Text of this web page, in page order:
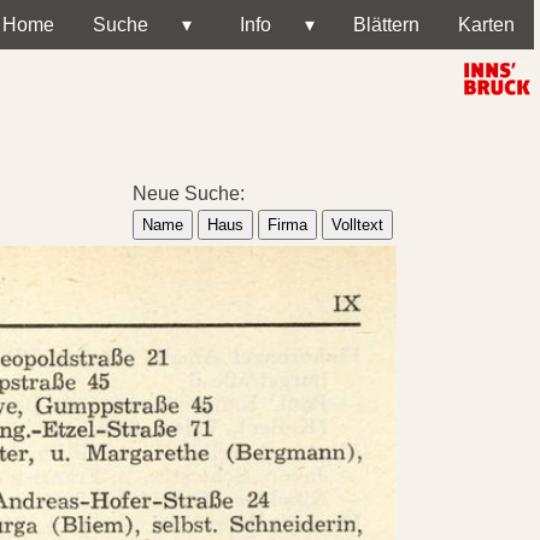
Home Suche ▾ Info ▾ Blättern Karten
Neue Suche:
Name Haus Firma Volltext